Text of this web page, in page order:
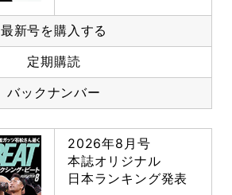
最新号を購入する
定期購読
バックナンバー
2026年8月号
本誌オリジナル
日本ランキング発表